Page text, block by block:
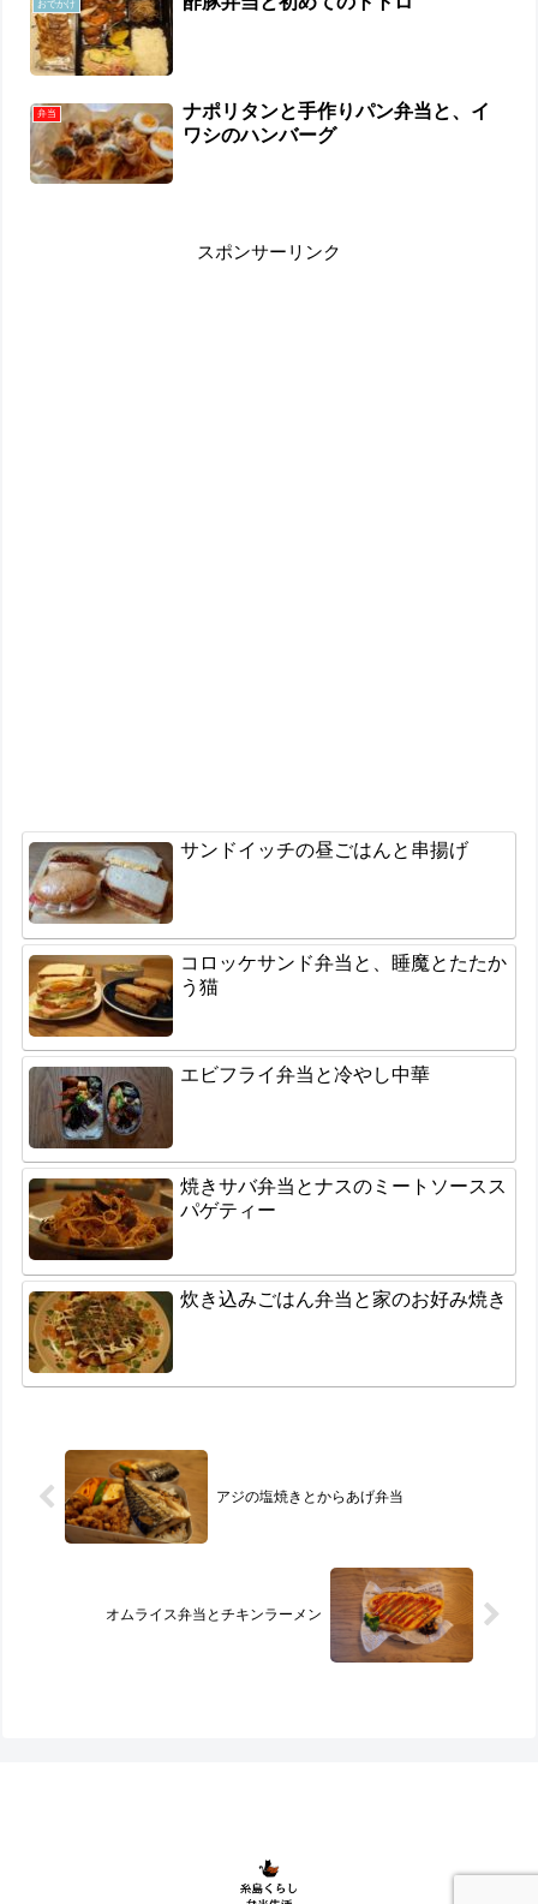
おでかけ
弁当
ナポリタンと手作りパン弁当と、イ
ワシのハンバーグ
スポンサーリンク
サンドイッチの昼ごはんと串揚げ
コロッケサンド弁当と、睡魔とたたか
う猫
エビフライ弁当と冷やし中華
焼きサバ弁当とナスのミートソースス
パゲティー
炊き込みごはん弁当と家のお好み焼き
アジの塩焼きとからあげ弁当
オムライス弁当とチキンラーメン